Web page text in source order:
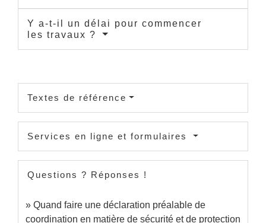
Y a-t-il un délai pour commencer
les travaux ?
Textes de référence
Services en ligne et formulaires
Questions ? Réponses !
Quand faire une déclaration préalable de
coordination en matière de sécurité et de protection